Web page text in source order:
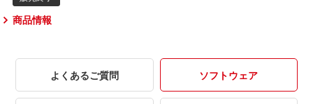
商品情報
よくあるご質問 ソフトウェア